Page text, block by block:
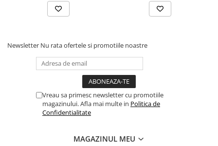
Newsletter Nu rata ofertele si promotiile noastre
Vreau sa primesc newsletter cu promotiile
magazinului. Afla mai multe in Politica de
Confidentialitate
MAGAZINUL MEU